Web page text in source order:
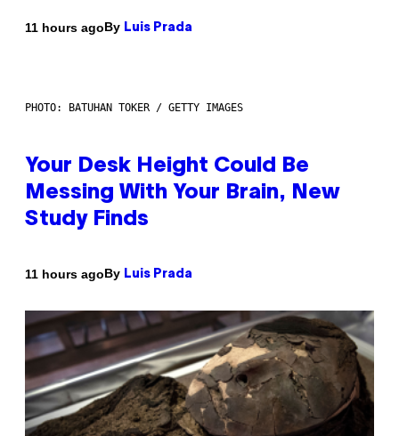
11 hours agoBy Luis Prada
PHOTO: BATUHAN TOKER / GETTY IMAGES
Your Desk Height Could Be
Messing With Your Brain, New
Study Finds
11 hours agoBy Luis Prada